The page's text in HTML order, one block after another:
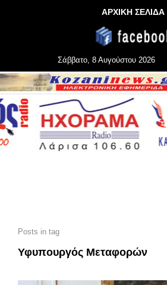
ΑΡΧΙΚΗ ΣΕΛΙΔΑ
Σάββατο, 8 Αυγούστου 2026
Posts in tag
Υφυπουργός Μεταφορών